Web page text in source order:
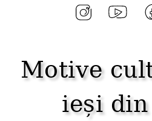
Motive
ieși